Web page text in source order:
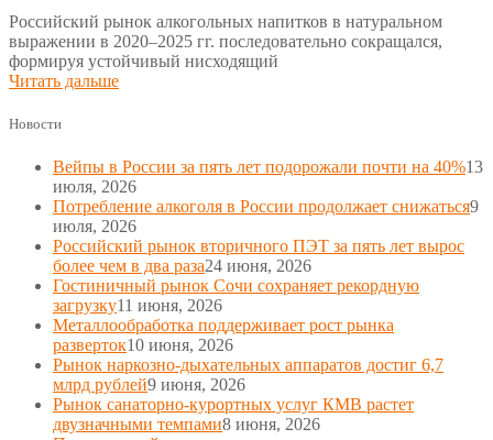
Российский рынок алкогольных напитков в натуральном
выражении в 2020–2025 гг. последовательно сокращался,
формируя устойчивый нисходящий
Читать дальше
Новости
Вейпы в России за пять лет подорожали почти на 40%13
июля, 2026
Потребление алкоголя в России продолжает снижаться9
июля, 2026
Российский рынок вторичного ПЭТ за пять лет вырос
более чем в два раза24 июня, 2026
Гостиничный рынок Сочи сохраняет рекордную
загрузку11 июня, 2026
Металлообработка поддерживает рост рынка
разверток10 июня, 2026
Рынок наркозно-дыхательных аппаратов достиг 6,7
млрд рублей9 июня, 2026
Рынок санаторно-курортных услуг КМВ растет
двузначными темпами8 июня, 2026